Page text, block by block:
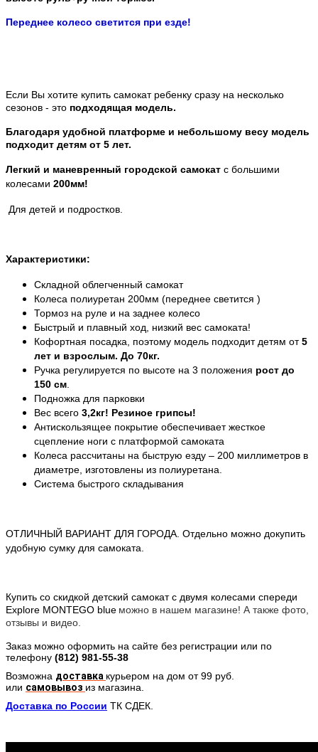
Переднее колесо светится при езде!
Если Вы хотите купить самокат ребенку сразу на несколько
сезонов - это подходящая модель.
Благодаря удобной платформе и небольшому весу модель
подходит детям от 5 лет.
Легкий и маневренный городской самокат с большими
колесами 200мм!
Для детей и подростков.
Характеристики:
Складной облегченный самокат
Колеса полиуретан 200мм (переднее светится )
Тормоз на руле и на заднее колесо
Быстрый и плавный ход, низкий вес самоката!
Кофортная посадка, поэтому модель подходит детям от5
лет и взрослым. До 70кг.
Ручка регулируется по высоте на 3 положения рост до
150 см
Подножка для парковки
Вес всего 3,2кг! Резиное грипсы!
Антискользящее покрытие обеспечивает жесткое
сцепление ноги с платформой самоката
Колеса рассчитаны на быструю езду – 200 миллиметров в
диаметре, изготовлены из полиуретана.
Система быстрого складывания
ОТЛИЧНЫЙ ВАРИАНТ ДЛЯ ГОРОДА. Отдельно можно докупить
удобную сумку для самоката.
Купить со скидкой детский самокат с двумя колесами спереди
Explore MONTEGO blue можно в нашем магазине! А также фото,
отзывы и видео.
Заказ можно оформить на сайте без регистрации или по
телефону (812) 981-55-38
Возможна доставка курьером на дом от 99 руб.
или самовывоз из магазина.
Доставка по России ТК СДЕК.